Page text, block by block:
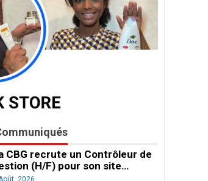
CBG recrute un Contrôleur de
(H/F) pour son site…